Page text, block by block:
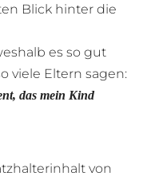
Blick hinter die
es so gut
viele Eltern sagen:
das mein Kind
von